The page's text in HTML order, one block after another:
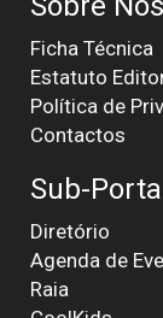
Ficha Técnica
Estatuto
Política de
Contactos
Sub-
Diretório
Agenda de
Raia